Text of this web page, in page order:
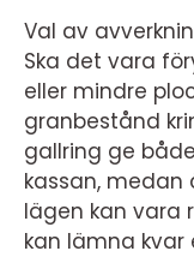
Val av
Ska det vara
eller mindre
granbestånd
gallring ge
kassan,
lägen kan vara
kan lämna kvar